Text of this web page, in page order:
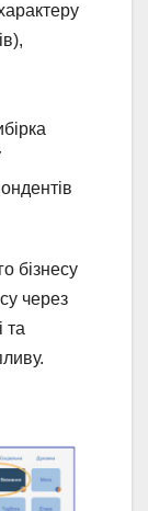
бізнесу
через
та